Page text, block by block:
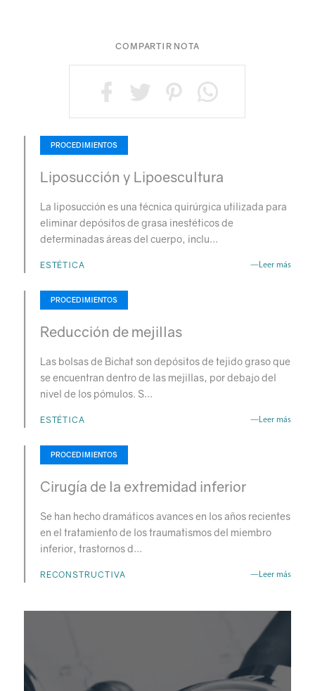
COMPARTIR NOTA
PROCEDIMIENTOS
Liposucción y Lipoescultura
La liposucción es una técnica quirúrgica utilizada para
eliminar depósitos de grasa inestéticos de
determinadas áreas del cuerpo, inclu…
ESTÉTICA —Leer más
PROCEDIMIENTOS
Reducción de mejillas
Las bolsas de Bichat son depósitos de tejido graso que
se encuentran dentro de las mejillas, por debajo del
nivel de los pómulos. S…
ESTÉTICA —Leer más
PROCEDIMIENTOS
Cirugía de la extremidad inferior
Se han hecho dramáticos avances en los años recientes
en el tratamiento de los traumatismos del miembro
inferior, trastornos d…
RECONSTRUCTIVA —Leer más